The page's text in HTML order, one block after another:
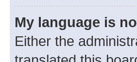
My language is
Either the